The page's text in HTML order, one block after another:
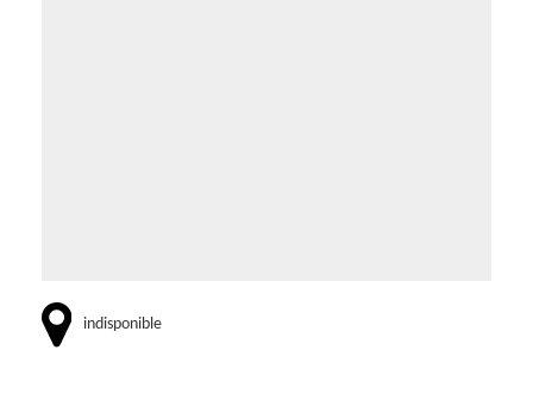
indisponible